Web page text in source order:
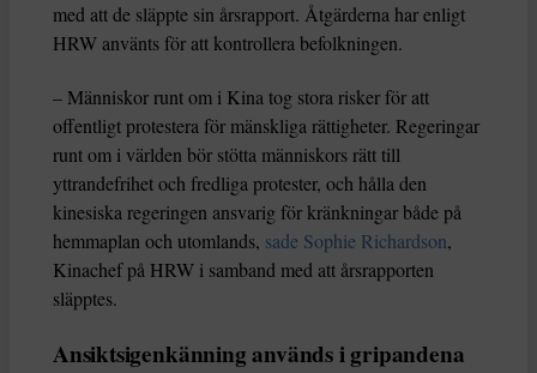
med att de släppte sin årsrapport. Åtgärderna har enligt
HRW använts för att kontrollera befolkningen.
– Människor runt om i Kina tog stora risker för att
offentligt protestera för mänskliga rättigheter. Regeringar
runt om i världen bör stötta människors rätt till
yttrandefrihet och fredliga protester, och hålla den
kinesiska regeringen ansvarig för kränkningar både på
hemmaplan och utomlands, sade Sophie Richardson,
Kinachef på HRW i samband med att årsrapporten
släpptes.
Ansiktsigenkänning används i gripandena